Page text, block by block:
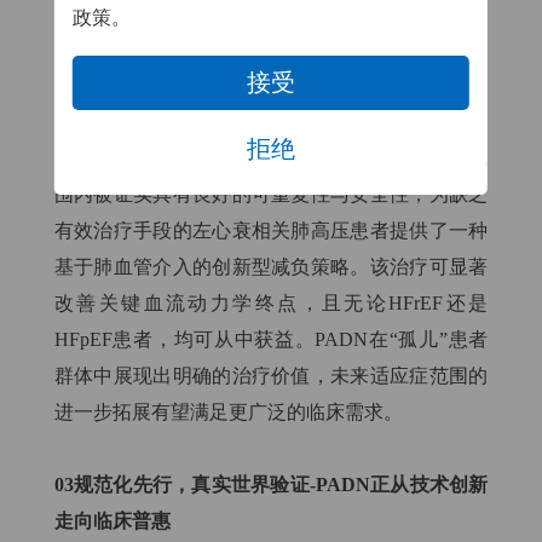
增加35米（P<0.001），生活质量评分（KCCQ）增
的再住院发生风险较治疗前降低90%。
基于PADN–CpcPH–Pilot研究，PADN技术在全球范
围内被证实具有良好的可重复性与安全性，为缺乏
有效治疗手段的左心衰相关肺高压患者提供了一种
基于肺血管介入的创新型减负策略。该治疗可显著
改善关键血流动力学终点，且无论HFrEF还是
HFpEF患者，均可从中获益。PADN在“孤儿”患者
群体中展现出明确的治疗价值，未来适应症范围的
进一步拓展有望满足更广泛的临床需求。
03规范化先行，真实世界验证-PADN正从技术创新
走向临床普惠
政策。
接受
拒绝